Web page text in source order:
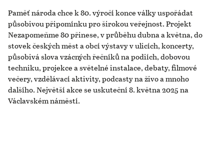
Paměť národa chce k 80. výročí konce války uspořádat
působivou připomínku pro širokou veřejnost. Projekt
Nezapomeňme 80 přinese, v průběhu dubna a května, do
stovek českých měst a obcí výstavy v ulicích, koncerty,
působivá slova vzácných řečníků na podiích, dobovou
techniku, projekce a světelné instalace, debaty, filmové
večery, vzdělávací aktivity, podcasty na živo a mnoho
dalšího. Největší akce se uskuteční 8. května 2025 na
Václavském náměstí.